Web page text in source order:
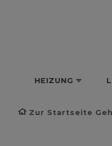
HEIZUNG
Zur Startseite